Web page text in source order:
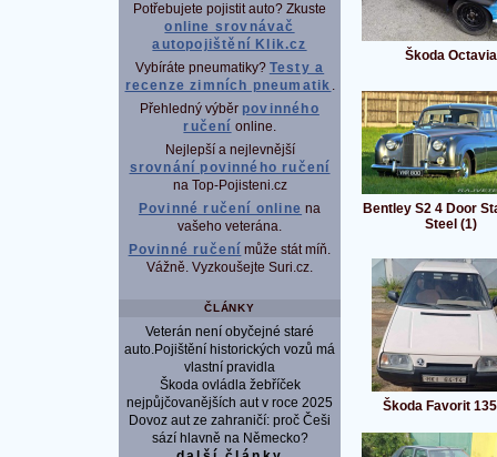
Potřebujete pojistit auto? Zkuste
online srovnávač
autopojištění Klik.cz
Vybíráte pneumatiky? Testy a
recenze zimních pneumatik .
Přehledný výběr povinného
ručení online.
Nejlepší a nejlevnější
srovnání povinného ručení
na Top-Pojisteni.cz
Povinné ručení online na
vašeho veterána.
Povinné ručení může stát míň.
Vážně. Vyzkoušejte Suri.cz.
ČLÁNKY
Veterán není obyčejné staré
auto.Pojištění historických vozů má
vlastní pravidla
Škoda ovládla žebříček
nejpůjčovanějších aut v roce 2025
Dovoz aut ze zahraničí: proč Češi
sází hlavně na Německo?
Škoda Octavia
Bentley S2 4 Door
Steel (1)
Škoda Favorit